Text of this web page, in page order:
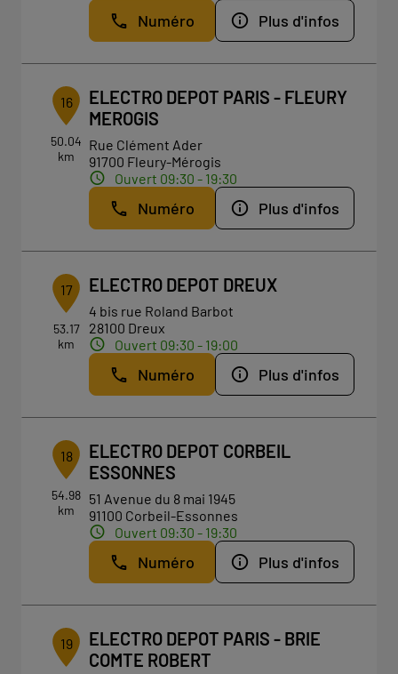
Numéro Plus d'infos
16
50.04
km
ELECTRO DEPOT PARIS - FLEURY
MEROGIS
Rue Clément Ader
91700 Fleury-Mérogis
Ouvert 09:30 - 19:30
Numéro Plus d'infos
17
53.17
km
ELECTRO DEPOT DREUX
4 bis rue Roland Barbot
28100 Dreux
Ouvert 09:30 - 19:00
Numéro Plus d'infos
18
54.98
km
ELECTRO DEPOT CORBEIL
ESSONNES
51 Avenue du 8 mai 1945
91100 Corbeil-Essonnes
Ouvert 09:30 - 19:30
Numéro Plus d'infos
19
ELECTRO DEPOT PARIS - BRIE
COMTE ROBERT